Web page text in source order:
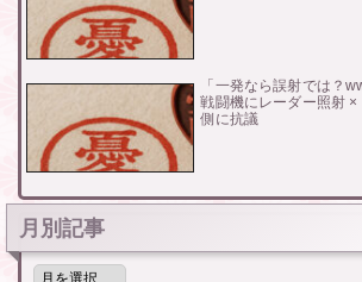
「一発なら誤射では？
戦闘機にレーダー照射 ×
側に抗議
月別記事
月